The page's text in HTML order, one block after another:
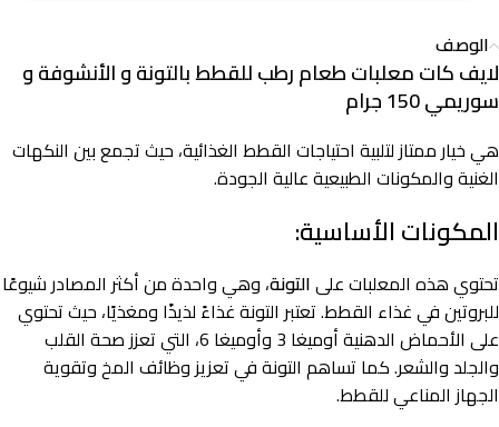
الوصف
لايف كات معلبات طعام رطب للقطط بالتونة و الأنشوفة و
سوريمي 150 جرام
هي خيار ممتاز لتلبية احتياجات القطط الغذائية، حيث تجمع بين النكهات
الغنية والمكونات الطبيعية عالية الجودة.
المكونات الأساسية:
تحتوي هذه المعلبات علىالتونة، وهي واحدة من أكثر المصادر شيوعًا
للبروتين في غذاء القطط. تعتبر التونة غذاءً لذيذًا ومغذيًا، حيث تحتوي
على الأحماض الدهنية أوميغا 3 وأوميغا 6، التي تعزز صحة القلب
والجلد والشعر. كما تساهم التونة في تعزيز وظائف المخ وتقوية
الجهاز المناعي للقطط.